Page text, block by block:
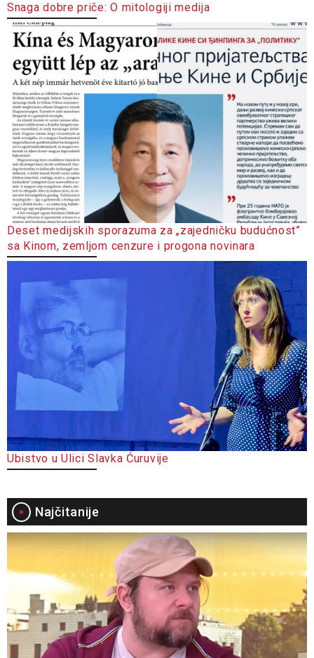
Snaga dobre priče: O mitologiji medija
Deset medijskih sporazuma za „zajedničku budućnost”
sa Kinom, zemljom cenzure i progona novinara
Ubistvo u Ulici Slavka Ćuruvije
Najčitanije